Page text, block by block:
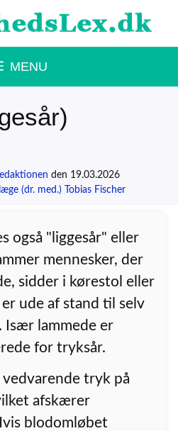
MENU
den 19.03.2026
læge (dr. med.) Tobias Fischer
også "liggesår" eller
mennesker, der
sidder i kørestol eller
ude af stand til selv
Især lammede er
for tryksår.
vedvarende tryk på
afskærer
blodomløbet